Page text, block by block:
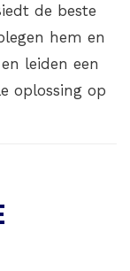
de beste
hem en
leiden een
oplossing op